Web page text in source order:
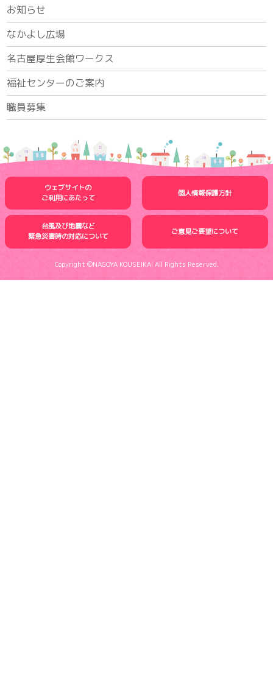
お知らせ
なかよし広場
名古屋厚生会館ワークス
福祉センターのご案内
職員募集
ウェブサイトの
ご利用にあたって
個人情報保護方針
台風及び地震など
緊急災害時の対応について
ご意見ご要望について
Copyright ©NAGOYA KOUSEIKAI All Rights Reserved.